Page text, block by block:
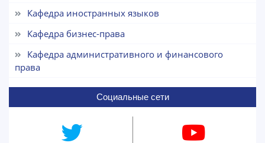
Кафедра иностранных языков
Кафедра бизнес-права
Кафедра административного и финансового
права
Социальные сети